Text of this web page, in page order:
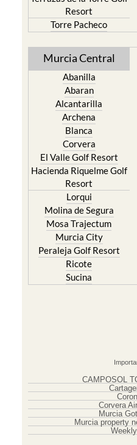
Resort
Torre Pacheco
Murcia Central
Abanilla
Abaran
Alcantarilla
Archena
Blanca
Corvera
El Valle Golf Resort
Hacienda Riquelme Golf
Resort
Lorqui
Molina de Segura
Mosa Trajectum
Murcia City
Peraleja Golf Resort
Ricote
Sucina
CAMPOSOL
Corvera
Murcia
Murcia property